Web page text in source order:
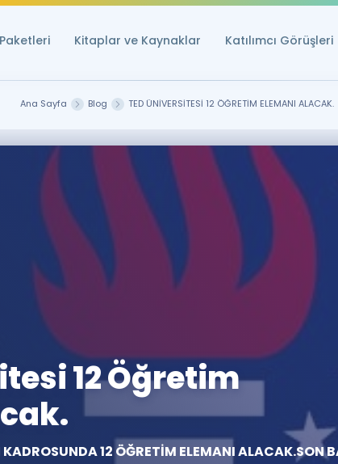
Kitaplar ve Kaynaklar Katılımcı Görüşleri
Ücretsiz
Sözlük
İngilizce
Puan
YDS ve
Rehberlik
YDS ve
ÖSYM
Tüm ÖSYM
Kampanyalar
Eğitim ve
Blog
YDS -
Ana Sayfa Blog TED ÜNİVERSİTESİ 12 ÖĞRETİM ELEMANI ALACAK.
12 Öğretim
12 ÖĞRETİM ELEMANI ALACAK.SON